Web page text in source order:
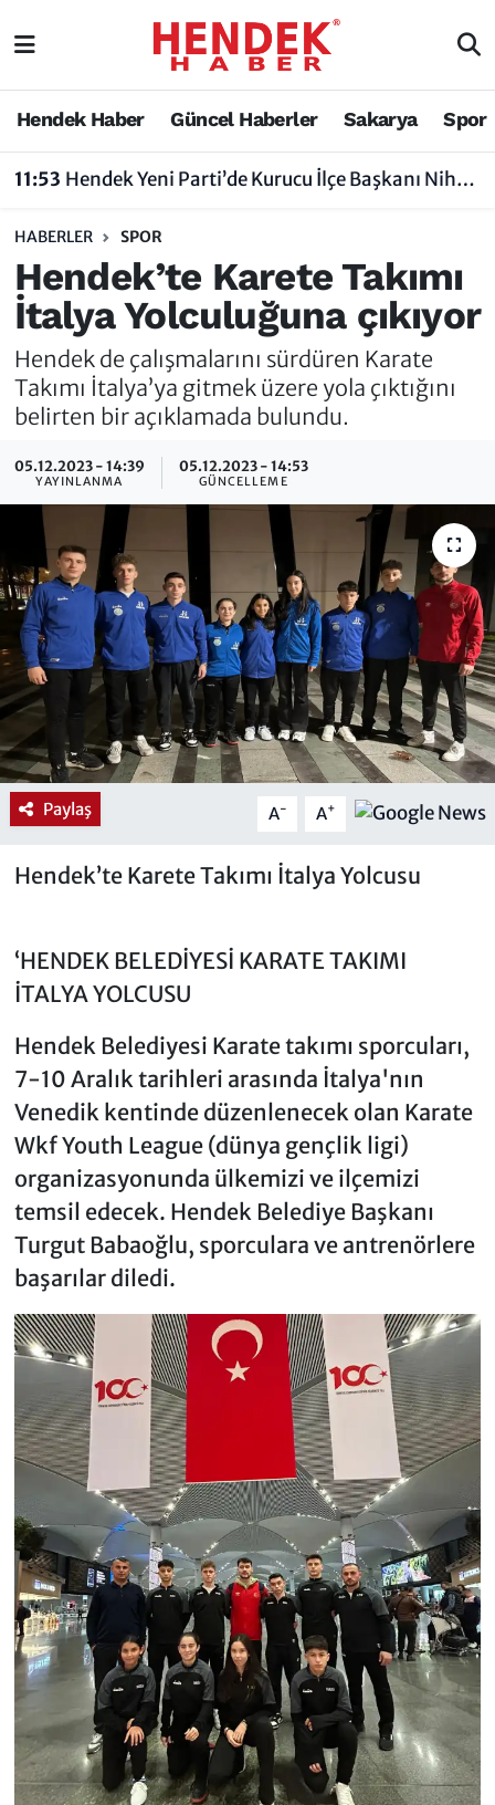
Hendek Haber Güncel Haberler Sakarya Spor
11:53 Hendek Yeni Parti’de Kurucu İlçe Başkanı Nihat Bayraktar Oldu
HABERLER SPOR
Hendek’te Karete Takımı
İtalya Yolculuğuna çıkıyor
Hendek de çalışmalarını sürdüren Karate
Takımı İtalya’ya gitmek üzere yola çıktığını
belirten bir açıklamada bulundu.
05.12.2023 - 14:39
YAYINLANMA
05.12.2023 - 14:53
GÜNCELLEME
Paylaş A- A+
Hendek’te Karete Takımı İtalya Yolcusu
‘HENDEK BELEDİYESİ KARATE TAKIMI
İTALYA YOLCUSU
Hendek Belediyesi Karate takımı sporcuları,
7-10 Aralık tarihleri arasında İtalya'nın
Venedik kentinde düzenlenecek olan Karate
Wkf Youth League (dünya gençlik ligi)
organizasyonunda ülkemizi ve ilçemizi
temsil edecek. Hendek Belediye Başkanı
Turgut Babaoğlu, sporculara ve antrenörlere
başarılar diledi.
Hendek Haber
Nöbetçi Eczaneler
Vefat Edenler
Hendek Haber
Hakkında
Hendek Haber Reklam Servisi
Künye
İletişim
Sakarya Nöbetçi Eczaneler
Sakarya Trafik Yoğunluk Haritası
Tüm Manşetler
Son Dakika Haberleri
Haber Arşivi